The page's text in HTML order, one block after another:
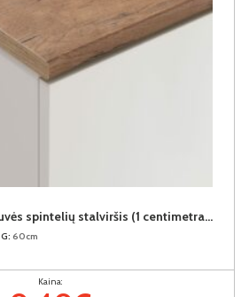
DAB LANCELOT virtuvės spintelių stalviršis (1 centimetras) (Įvykdymo terminas iki 10d.d.)
G: 60cm
Kaina: